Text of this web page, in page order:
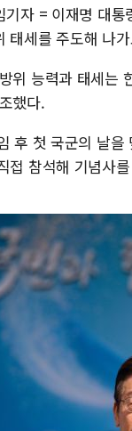
자 = 이재명 대
태세를 주도해 나
위 능력과 태세는
했다.
후 첫 국군의 날을
접 참석해 기념사